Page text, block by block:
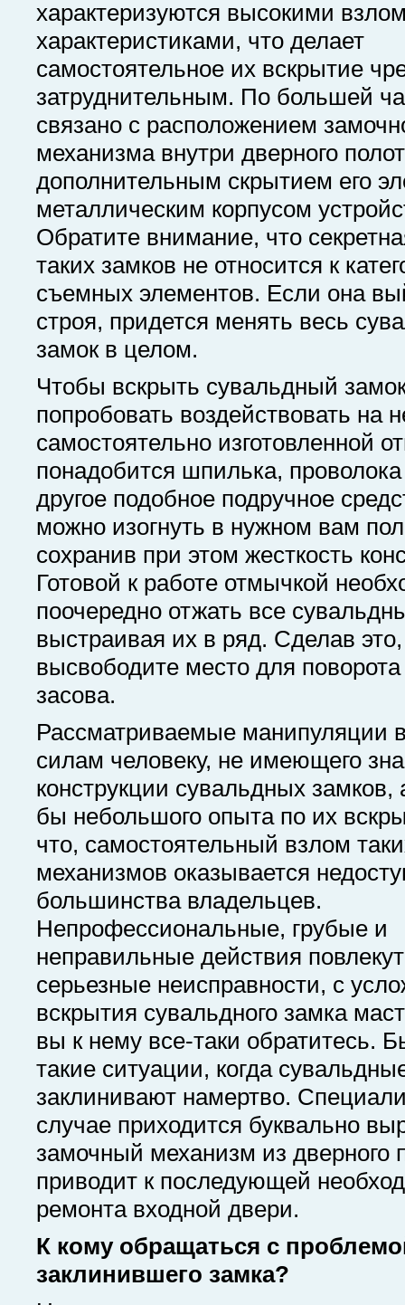
характеризуются высокими
характеристиками, что делает
самостоятельное их вскрытие
затруднительным. По большей
связано с расположением
механизма внутри дверного
дополнительным скрытием его
металлическим корпусом
Обратите внимание, что
таких замков не относится к
съемных элементов. Если она
строя, придется менять весь
замок в целом.
Чтобы вскрыть сувальдный
попробовать воздействовать на
самостоятельно изготовленной
понадобится шпилька,
другое подобное подручное
можно изогнуть в нужном вам
сохранив при этом жесткость
Готовой к работе отмычкой
поочередно отжать все
выстраивая их в ряд. Сделав
высвободите место для поворота
засова.
Рассматриваемые манипуляции
силам человеку, не имеющего
конструкции сувальдных замков,
бы небольшого опыта по их
что, самостоятельный взлом
механизмов оказывается
большинства владельцев.
Непрофессиональные, грубые и
неправильные действия
серьезные неисправности, с
вскрытия сувальдного замка
вы к нему все-таки обратитесь.
такие ситуации, когда
заклинивают намертво.
случае приходится буквально
замочный механизм из дверного
приводит к последующей
ремонта входной двери.
К кому обращаться с
заклинившего замка?